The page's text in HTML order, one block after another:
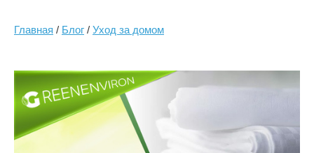
Главная / Блог / Уход за домом